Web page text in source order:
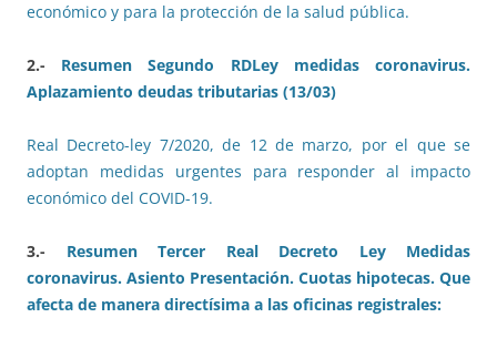
económico y para la protección de la salud pública.
2.- Resumen Segundo RDLey medidas coronavirus.
Aplazamiento deudas tributarias (13/03)
Real Decreto-ley 7/2020, de 12 de marzo, por el que se
adoptan medidas urgentes para responder al impacto
económico del COVID-19.
3.- Resumen Tercer Real Decreto Ley Medidas
coronavirus. Asiento Presentación. Cuotas hipotecas. Que
afecta de manera directísima a las oficinas registrales: